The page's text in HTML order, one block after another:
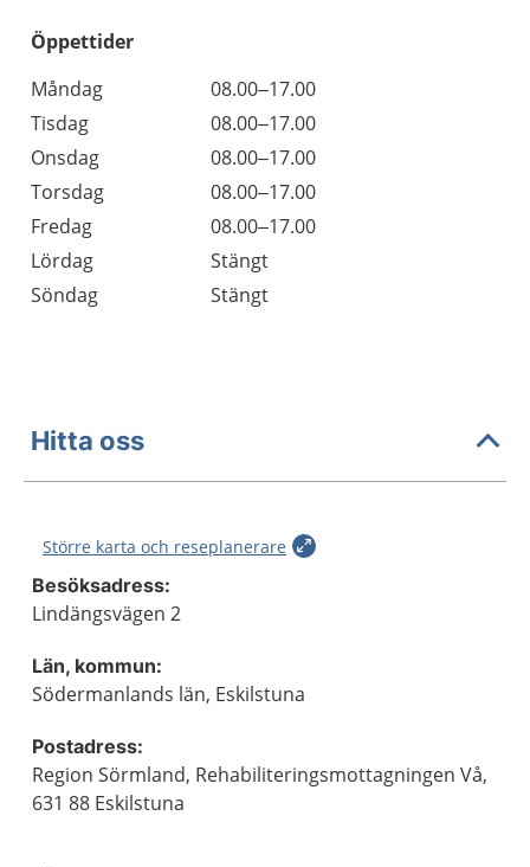
Öppettider
Dag
Öppettider
Kommentarer
Måndag
08.00–17.00
Tisdag
08.00–17.00
Onsdag
08.00–17.00
Torsdag
08.00–17.00
Fredag
08.00–17.00
Lördag
Stängt
Söndag
Stängt
Hitta oss
Större karta och reseplanerare
Besöksadress:
Lindängsvägen 2
Län, kommun:
Södermanlands län, Eskilstuna
Postadress:
Region Sörmland, Rehabiliteringsmottagningen Vå,
631 88 Eskilstuna